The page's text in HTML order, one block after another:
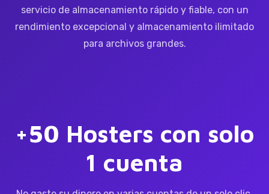
servicio de almacenamiento rápido y fiable, con un
rendimiento excepcional y almacenamiento ilimitado
para archivos grandes.
+50 Hosters con solo
1 cuenta